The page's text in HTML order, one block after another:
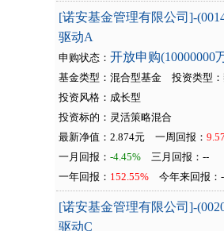
[诺安基金管理有限公司]-
驱动A
申购状态： 开放申购(10000000
基金类型：混合型基金 投资类型：
投资风格：成长型
投资标的：灵活策略混合
最新净值：2.874元
一周回报：
一月回报： -4.45% 三月回报：--
一年回报： 152.55% 今年来回报：
[诺安基金管理有限公司]-
驱动C